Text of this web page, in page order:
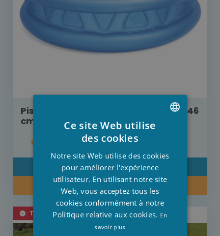
Piscine soft side pool Intex 188 cm x 46
cm
€ 19,00
DÉTAIL
TEMPORAIREMENT ÉPUISÉ
ENGLISH
Ce site Web utilise
des cookies
Notre site Web utilise des cookies
pour améliorer l'expérience
utilisateur. En utilisant notre site
Web, vous acceptez tous les
cookies conformément à notre
Politique relative aux cookies. En
savoir plus